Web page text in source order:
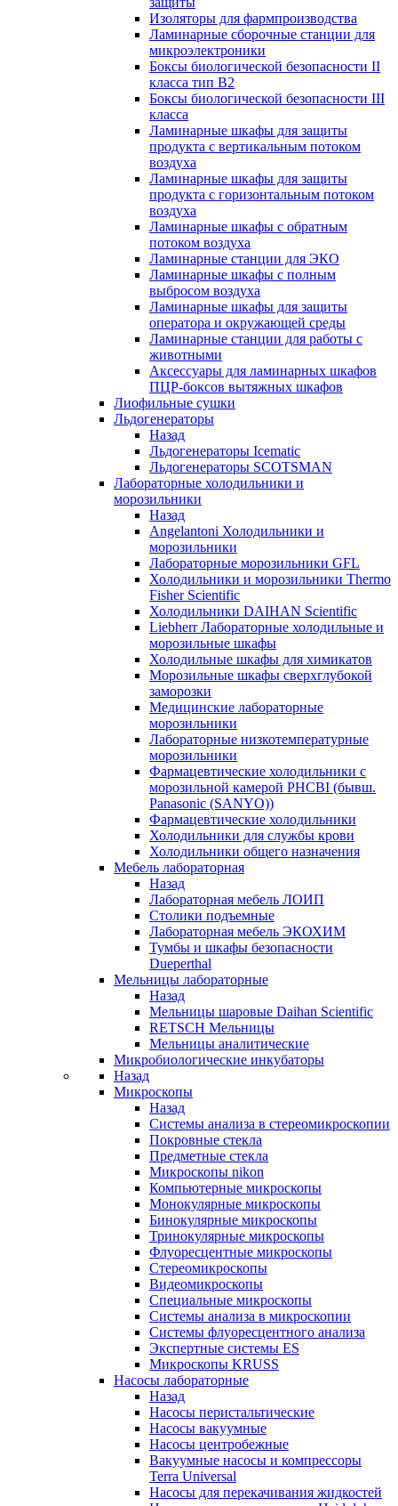
Изоляторы для фармпроизводства
Ламинарные сборочные станции для
микроэлектроники
Боксы биологической безопасности II
класса тип B2
Боксы биологической безопасности III
класса
Ламинарные шкафы для защиты
продукта с вертикальным потоком
воздуха
Ламинарные шкафы для защиты
продукта с горизонтальным потоком
воздуха
Ламинарные шкафы с обратным
потоком воздуха
Ламинарные станции для ЭКО
Ламинарные шкафы с полным
выбросом воздуха
Ламинарные шкафы для защиты
оператора и окружающей среды
Ламинарные станции для работы с
животными
Аксессуары для ламинарных шкафов
ПЦР-боксов вытяжных шкафов
Лиофильные сушки
Льдогенераторы
Назад
Льдогенераторы Icematic
Льдогенераторы SCOTSMAN
Лабораторные холодильники и
морозильники
Назад
Angelantoni Холодильники и
морозильники
Лабораторные морозильники GFL
Холодильники и морозильники Thermo
Fisher Scientific
Холодильники DAIHAN Scientific
Liebherr Лабораторные холодильные и
морозильные шкафы
Холодильные шкафы для химикатов
Морозильные шкафы сверхглубокой
заморозки
Медицинские лабораторные
морозильники
Лабораторные низкотемпературные
морозильники
Фармацевтические холодильники с
морозильной камерой PHCBI (бывш.
Panasonic (SANYO))
Фармацевтические холодильники
Холодильники для службы крови
Холодильники общего назначения
Мебель лабораторная
Назад
Лабораторная мебель ЛОИП
Столики подъемные
Лабораторная мебель ЭКОХИМ
Тумбы и шкафы безопасности
Dueperthal
Мельницы лабораторные
Назад
Мельницы шаровые Daihan Scientific
RETSCH Мельницы
Мельницы аналитические
Микробиологические инкубаторы
Назад
Микроскопы
Назад
Системы анализа в стереомикроскопии
Покровные стекла
Предметные стекла
Микроскопы nikon
Компьютерные микроскопы
Монокулярные микроскопы
Бинокулярные микроскопы
Тринокулярные микроскопы
Флуоресцентные микроскопы
Стереомикроскопы
Видеомикроскопы
Специальные микроскопы
Системы анализа в микроскопии
Системы флуоресцентного анализа
Экспертные системы ES
Микроскопы KRUSS
Насосы лабораторные
Назад
Насосы перистальтические
Насосы вакуумные
Насосы центробежные
Вакуумные насосы и компрессоры
Terra Universal
Насосы для перекачивания жидкостей